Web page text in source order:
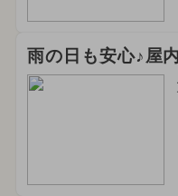
雨の日も安心♪屋